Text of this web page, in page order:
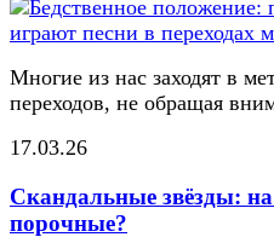
Многие из нас заходят в
переходов, не обращая
17.03.26
Скандальные звёзды:
порочные?